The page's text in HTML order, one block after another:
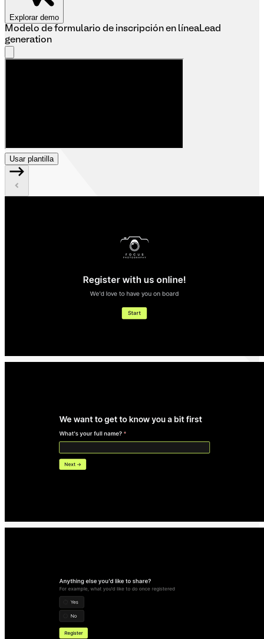
Explorar demo
Modelo de formulario de inscripción en línea Lead
generation
Usar plantilla